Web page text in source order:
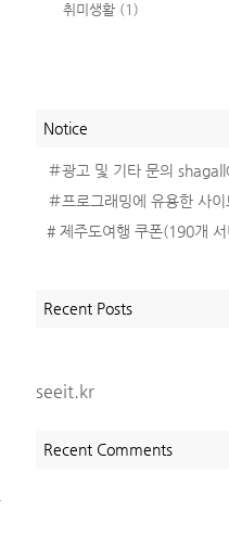
취미생활 (1)
Notice
＃광고 및 기타 문의
＃프로그래밍에 유용한 사
# 제주도여행 쿠폰(190개
Recent Posts
seeit.kr
Recent Comments